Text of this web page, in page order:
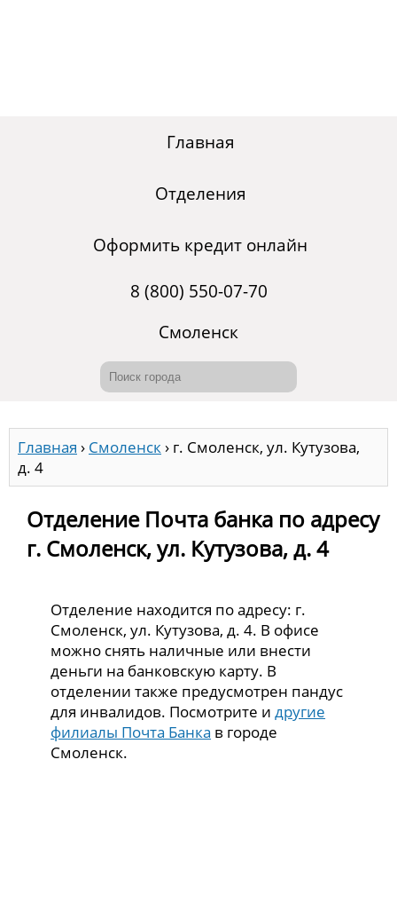
Главная
Отделения
Оформить кредит онлайн
8 (800) 550-07-70
Смоленск
Главная › Смоленск› г. Смоленск, ул. Кутузова,
д. 4
Отделение Почта банка по адресу
г. Смоленск, ул. Кутузова, д. 4
Отделение находится по адресу: г.
Смоленск, ул. Кутузова, д. 4. В офисе
можно снять наличные или внести
деньги на банковскую карту. В
отделении также предусмотрен пандус
для инвалидов. Посмотрите идругие
филиалы Почта Банка в городе
Смоленск.